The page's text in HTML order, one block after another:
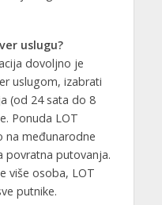
uslugu?
dovoljno je
uslugom, izabrati
(od 24 sata do 8
Ponuda LOT
na međunarodne
povratna putovanja.
više osoba, LOT
putnike.